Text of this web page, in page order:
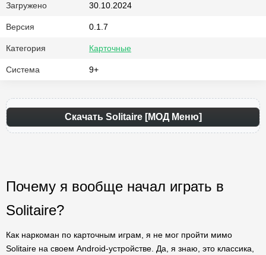
Загружено 30.10.2024
Версия 0.1.7
Категория Карточные
Система 9+
Скачать Solitaire [МОД Меню]
Почему я вообще начал играть в
Solitaire?
Как наркоман по карточным играм, я не мог пройти мимо
Solitaire на своем Android-устройстве. Да, я знаю, это классика,